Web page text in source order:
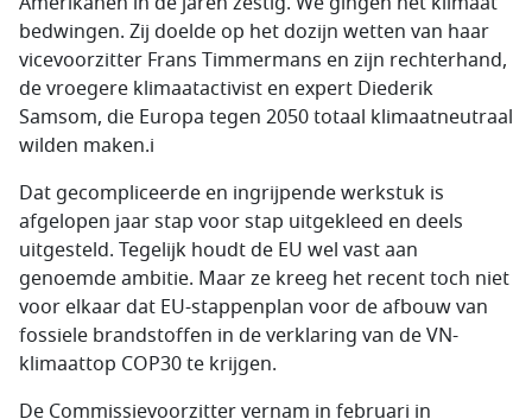
bedwingen. Zij doelde op het dozijn wetten van haar
vicevoorzitter Frans Timmermans en zijn rechterhand,
de vroegere klimaatactivist en expert Diederik
Samsom, die Europa tegen 2050 totaal klimaatneutraal
wilden maken.i
Dat gecompliceerde en ingrijpende werkstuk is
afgelopen jaar stap voor stap uitgekleed en deels
uitgesteld. Tegelijk houdt de EU wel vast aan
genoemde ambitie. Maar ze kreeg het recent toch niet
voor elkaar dat EU-stappenplan voor de afbouw van
fossiele brandstoffen in de verklaring van de VN-
klimaattop COP30 te krijgen.
De Commissievoorzitter vernam in februari in